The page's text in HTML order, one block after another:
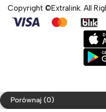
Copyright ©Extralink. All
Porównaj (0)